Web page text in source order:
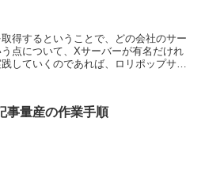
得するということで、どの会社のサー
点について、Xサーバーが有名だけれ
していくのであれば、ロリポップサー
事量産の作業手順